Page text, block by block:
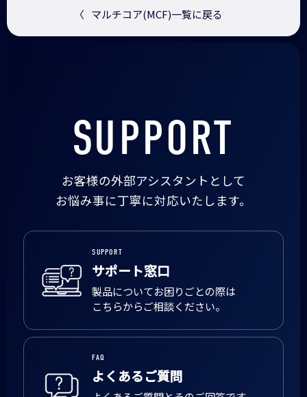
〈 マルチコア(MCF)一覧に戻る
SUPPORT
お客様の外部アシスタントとして
お悩み事に丁寧に対応いたします。
SUPPORT
サポート窓口
製品についてお困りごとの際は
こちらからご相談ください。
FAQ
よくあるご質問